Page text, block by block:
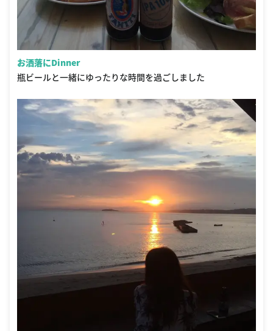
お洒落にDinner
瓶ビールと一緒にゆったりな時間を過ごしました